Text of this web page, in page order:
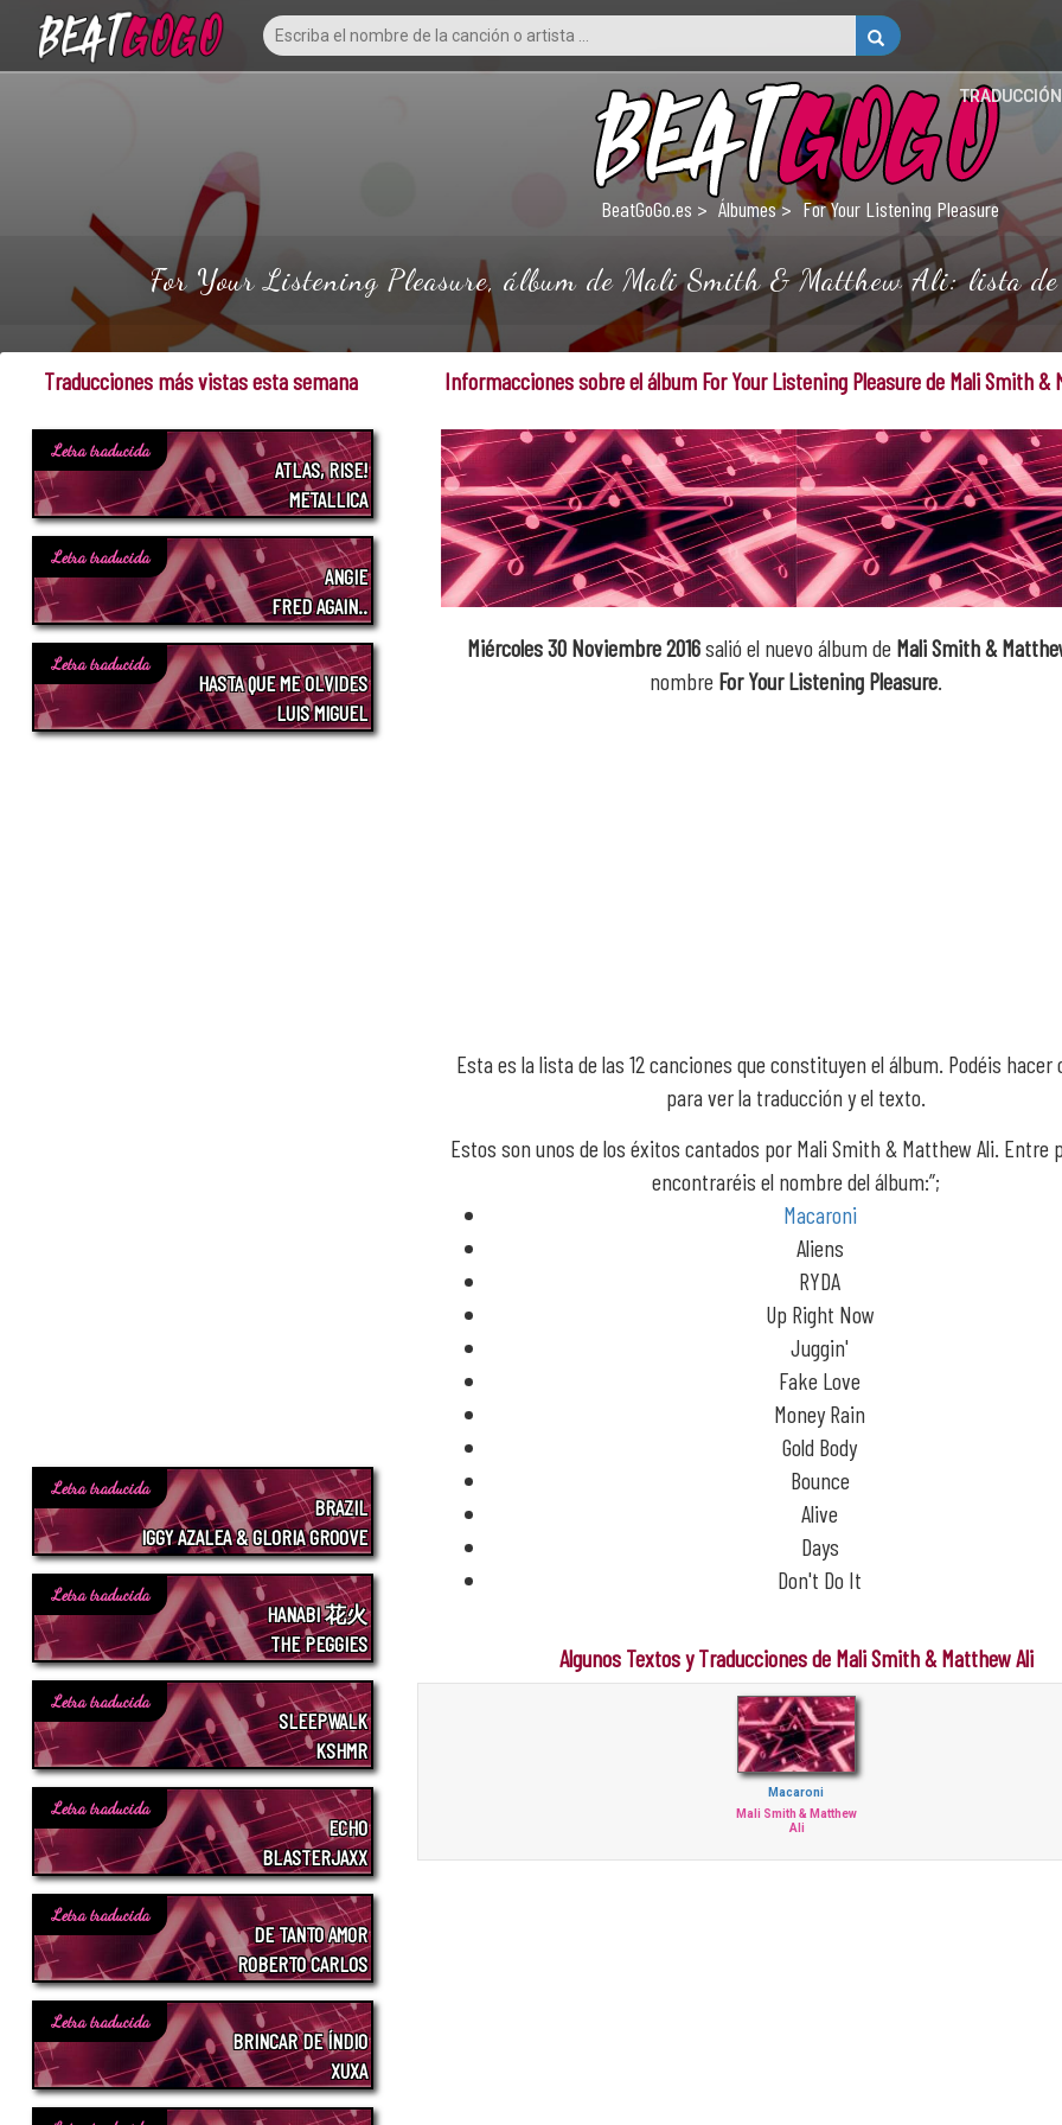
BeatGoGo.es Álbumes For Your Listening Pleasure
For Your Listening Pleasure, álbum de Mali Smith & Matthew Ali: lista de
Informacciones sobre el álbum For Your Listening Pleasure de Mali Smith &
Miércoles 30 Noviembre 2016salió el nuevo álbum de Mali Smith &
nombre For Your Listening Pleasure.
Esta es la lista de las 12 canciones que constituyen el álbum. Podéis hacer
para ver la traducción y el texto.
Estos son unos de los éxitos cantados por Mali Smith & Matthew Ali. Entre
encontraréis el nombre del álbum:”;
Macaroni
Aliens
RYDA
Up Right Now
Juggin'
Fake Love
Money Rain
Gold Body
Bounce
Alive
Days
Don't Do It
Algunos Textos y Traducciones de Mali Smith & Matthew Ali
Macaroni
Mali Smith & Matthew
Ali
Traducciones más vistas esta semana
Letra traducida
ATLAS, RISE!
METALLICA
Letra traducida
ANGIE
FRED AGAIN..
Letra traducida
HASTA QUE ME OLVIDES
LUIS MIGUEL
Letra traducida
BRAZIL
IGGY AZALEA & GLORIA GROOVE
Letra traducida
HANABI 花火
THE PEGGIES
Letra traducida
SLEEPWALK
KSHMR
Letra traducida
ECHO
BLASTERJAXX
Letra traducida
DE TANTO AMOR
ROBERTO CARLOS
Letra traducida
BRINCAR DE ÍNDIO
XUXA